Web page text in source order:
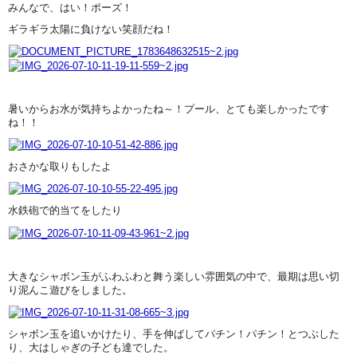
みんなで、はい！ポーズ！
ギラギラ太陽に負けない笑顔だね！
暑いからお水が気持ちよかったね～！プール、とても楽しかったです
ね！！
おさかな取りもしたよ
水鉄砲で的当てをしたり
大きなシャボン玉がふわふわと舞う楽しい雰囲気の中で、最期は思い切
り泥んこ遊びをしました。
シャボン玉を追いかけたり、手を伸ばしてパチン！パチン！とつぶした
り、大はしゃぎの子ども達でした。